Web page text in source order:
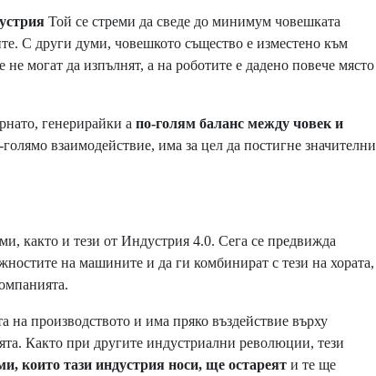
Той се стреми да сведе до минимум човешката
С други думи, човешкото същество е изместено към
могат да изпълнят, а на роботите е дадено повече място
генерирайки a по-голям баланс между човек и
взаимодействие, има за цел да постигне значителни
както и тези от Индустрия 4.0. Сега се предвижда
на машините и да ги комбинират с тези на хората,
на производството и има пряко въздействие върху
Както при другите индустриални революции, тези
които тази индустрия носи, ще остареят и те ще